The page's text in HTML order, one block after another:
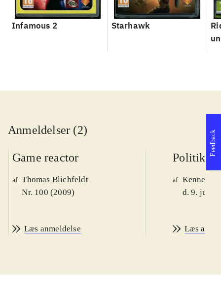
Infamous 2 Starhawk
Anmeldelser (2)
Game reactor
af Thomas Blichfeldt
Nr. 100 (2009)
Læs anmeldelse
Politiken
af Kenneth
d. 9. juni
Læs
Feedback